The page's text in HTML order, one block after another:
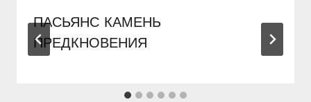
ПАСЬЯНС КАМЕНЬ
ПРЕДКНОВЕНИЯ